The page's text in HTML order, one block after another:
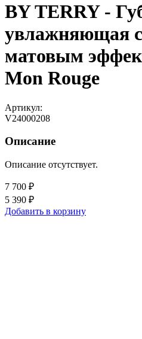
BY TERRY -
увлажняющая
матовым
Mon Rouge
Артикул:
V24000208
Описание
Описание отсутствует.
7 700 ₽
5 390 ₽
Добавить в корзину